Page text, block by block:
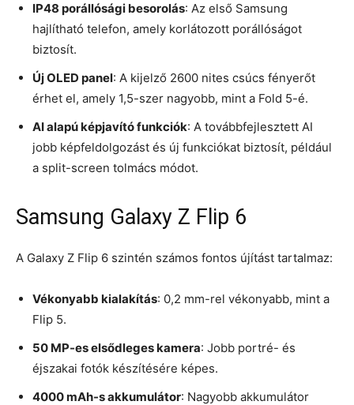
IP48 porállósági besorolás: Az első Samsung
hajlítható telefon, amely korlátozott porállóságot
biztosít.
Új OLED panel: A kijelző 2600 nites csúcs fényerőt
érhet el, amely 1,5-szer nagyobb, mint a Fold 5-é.
AI alapú képjavító funkciók: A továbbfejlesztett AI
jobb képfeldolgozást és új funkciókat biztosít, például
a split-screen tolmács módot.
Samsung Galaxy Z Flip 6
A Galaxy Z Flip 6 szintén számos fontos újítást tartalmaz:
Vékonyabb kialakítás: 0,2 mm-rel vékonyabb, mint a
Flip 5.
50 MP-es elsődleges kamera: Jobb portré- és
éjszakai fotók készítésére képes.
4000 mAh-s akkumulátor: Nagyobb akkumulátor